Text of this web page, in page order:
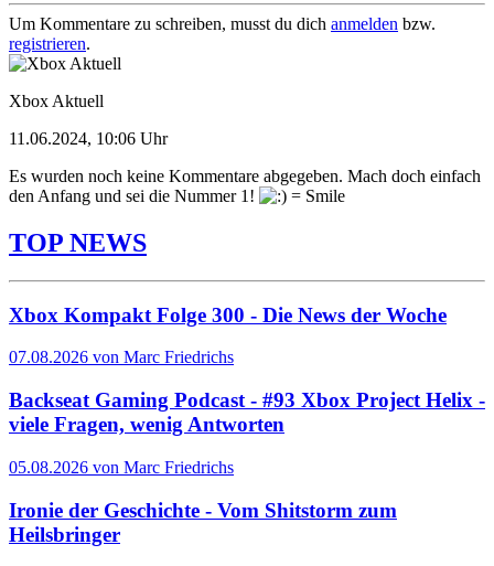
Um Kommentare zu schreiben, musst du dich anmelden bzw.
registrieren.
Xbox Aktuell
11.06.2024, 10:06 Uhr
Es wurden noch keine Kommentare abgegeben. Mach doch einfach
den Anfang und sei die Nummer 1!
TOP NEWS
Xbox Kompakt Folge 300 - Die News der Woche
07.08.2026 von Marc Friedrichs
Backseat Gaming Podcast - #93 Xbox Project Helix -
viele Fragen, wenig Antworten
05.08.2026 von Marc Friedrichs
Ironie der Geschichte - Vom Shitstorm zum
Heilsbringer